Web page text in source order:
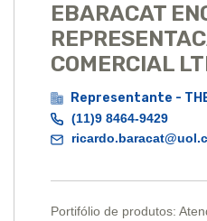
EBARACAT
COMERCIAL
Representante -
(11)9 8464-9429
Portifólio de produtos: